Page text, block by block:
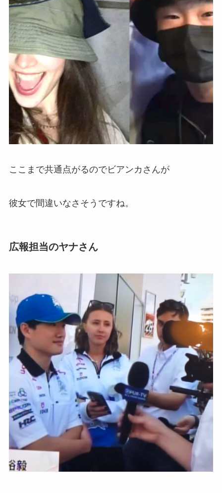
ここまで共通点がるのでビアンカさんが
彼女で間違いなさそうですね。
広報担当のヤナさん